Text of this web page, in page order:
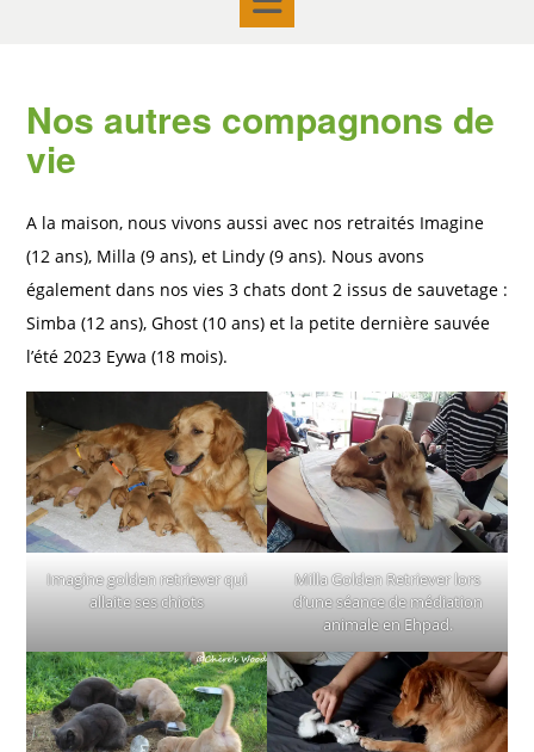
Nos autres compagnons de
vie
A la maison, nous vivons aussi avec nos retraités Imagine
(12 ans), Milla (9 ans), et Lindy (9 ans). Nous avons
également dans nos vies 3 chats dont 2 issus de sauvetage :
Simba (12 ans), Ghost (10 ans) et la petite dernière sauvée
l’été 2023 Eywa (18 mois).
Imagine golden retriever qui
allaite ses chiots
Milla Golden Retriever lors
d’une séance de médiation
animale en Ehpad.